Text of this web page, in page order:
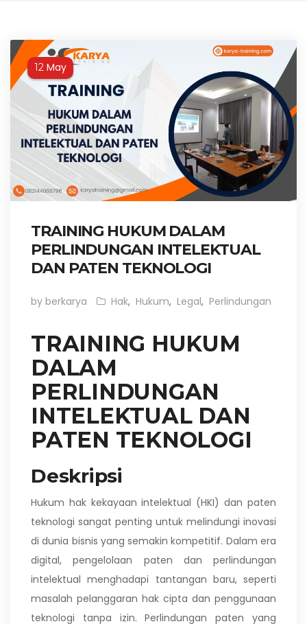
12 May
TRAINING HUKUM DALAM
PERLINDUNGAN INTELEKTUAL
DAN PATEN TEKNOLOGI
by berkarya Hak, Hukum, Legal, Perlindungan
TRAINING HUKUM
DALAM
PERLINDUNGAN
INTELEKTUAL DAN
PATEN TEKNOLOGI
Deskripsi
Hukum hak kekayaan intelektual (HKI) dan paten
teknologi sangat penting untuk melindungi inovasi
di dunia bisnis yang semakin kompetitif. Dalam era
digital, pengelolaan paten dan perlindungan
intelektual menghadapi tantangan baru, seperti
masalah pelanggaran hak cipta dan penggunaan
teknologi tanpa izin. Perlindungan paten yang